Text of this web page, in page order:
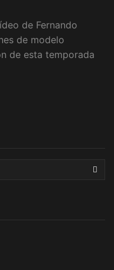
de Fernando
de modelo
de esta temporada